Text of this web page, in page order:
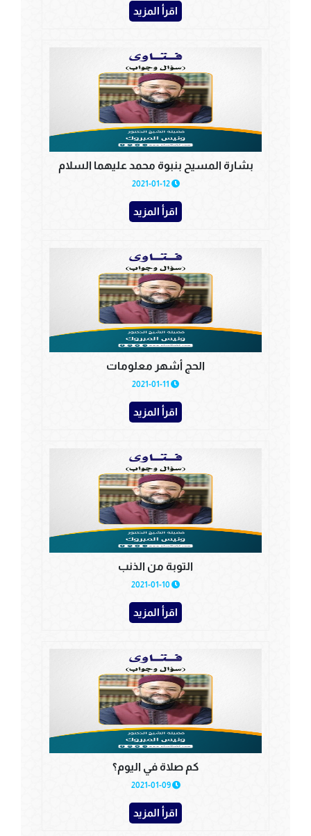
اقرأ المزيد
بشارة المسيح بنبوة محمد عليهما السلام
2021-01-12
اقرأ المزيد
الحج أشهر معلومات
اقرأ المزيد
التوبة من الذنب
اقرأ المزيد
كم صلاة في اليوم؟
2021-01-09
اقرأ المزيد